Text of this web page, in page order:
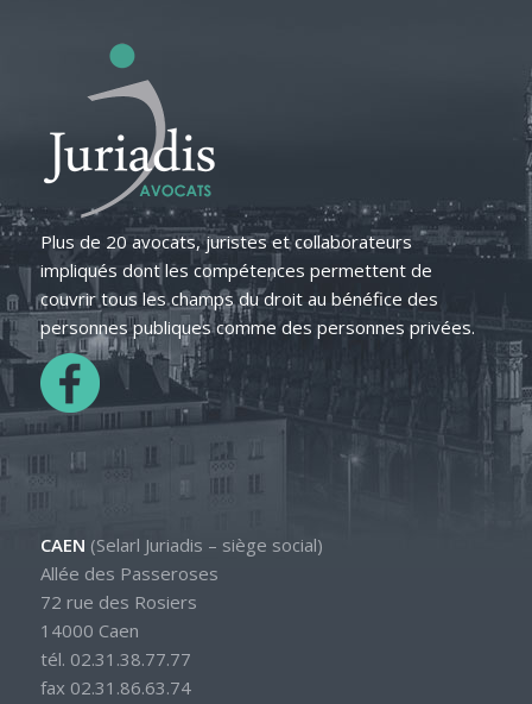
Plus de 20 avocats, juristes et collaborateurs
impliqués dont les compétences permettent de
couvrir tous les champs du droit au bénéfice des
personnes publiques comme des personnes privées.
CAEN (Selarl Juriadis – siège social)
Allée des Passeroses
72 rue des Rosiers
14000 Caen
tél. 02.31.38.77.77
fax 02.31.86.63.74